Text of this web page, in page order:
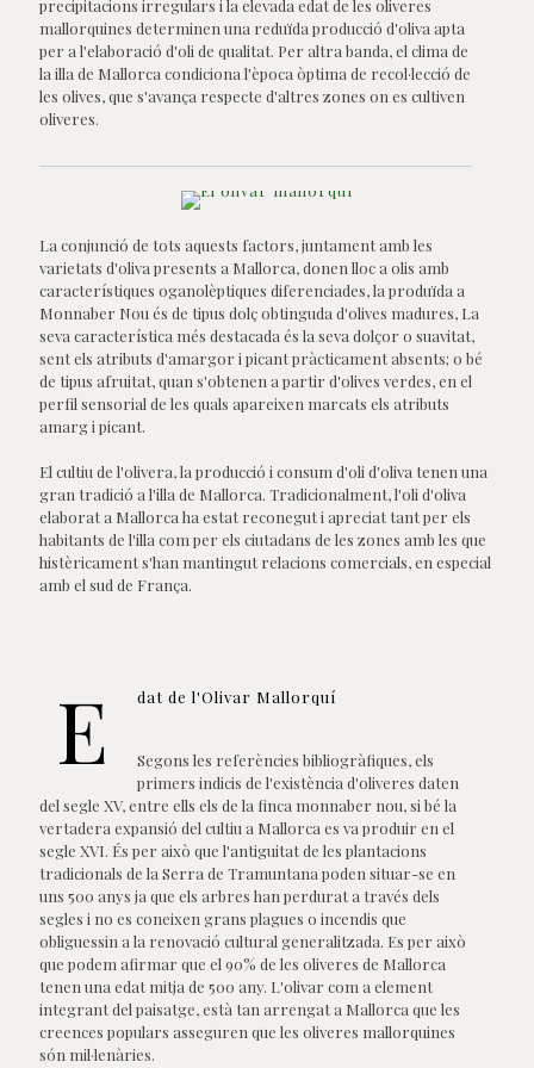
precipitacions irregulars i la elevada edat de les oliveres
mallorquines determinen una reduïda producció d'oliva apta
per a l'elaboració d'oli de qualitat. Per altra banda, el clima de
la illa de Mallorca condiciona l'època òptima de recol·lecció de
les olives, que s'avança respecte d'altres zones on es cultiven
oliveres.
La conjunció de tots aquests factors, juntament amb les
varietats d'oliva presents a Mallorca, donen lloc a olis amb
característiques oganolèptiques diferenciades, la produïda a
Monnaber Nou és de tipus dolç obtinguda d'olives madures, La
seva característica més destacada és la seva dolçor o suavitat,
sent els atributs d'amargor i picant pràcticament absents; o bé
de tipus afruitat, quan s'obtenen a partir d'olives verdes, en el
perfil sensorial de les quals apareixen marcats els atributs
amarg i picant.
El cultiu de l'olivera, la producció i consum d'oli d'oliva tenen una
gran tradició a l'illa de Mallorca. Tradicionalment, l'oli d'oliva
elaborat a Mallorca ha estat reconegut i apreciat tant per els
habitants de l'illa com per els ciutadans de les zones amb les que
histèricament s'han mantingut relacions comercials, en especial
amb el sud de França.
E dat de l'Olivar Mallorquí
Segons les referències bibliogràfiques, els
primers indicis de l'existència d'oliveres daten
del segle XV, entre ells els de la finca monnaber nou, si bé la
vertadera expansió del cultiu a Mallorca es va produir en el
segle XVI. És per això que l'antiguitat de les plantacions
tradicionals de la Serra de Tramuntana poden situar-se en
uns 500 anys ja que els arbres han perdurat a través dels
segles i no es coneixen grans plagues o incendis que
obliguessin a la renovació cultural generalitzada. Es per això
que podem afirmar que el 90% de les oliveres de Mallorca
tenen una edat mitja de 500 any. L'olivar com a element
integrant del paisatge, està tan arrengat a Mallorca que les
creences populars asseguren que les oliveres mallorquines
són mil·lenàries.